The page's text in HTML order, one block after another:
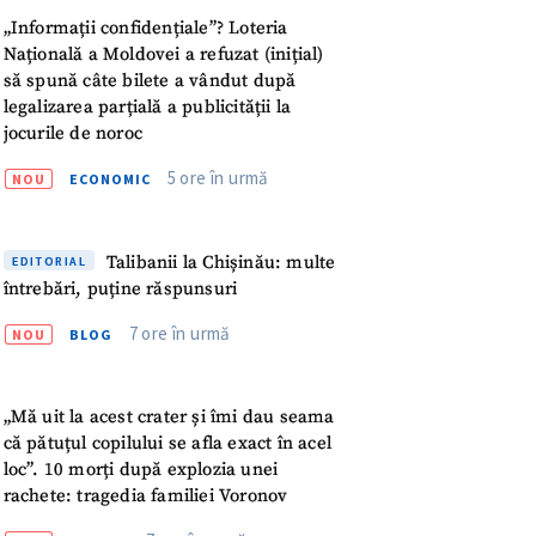
„Informații confidențiale”? Loteria
Națională a Moldovei a refuzat (inițial)
să spună câte bilete a vândut după
legalizarea parțială a publicității la
jocurile de noroc
NOU ECONOMIC 5 ore în urmă
EDITORIAL
Talibanii la Chișinău: multe
întrebări, puține răspunsuri
NOU BLOG 7 ore în urmă
„Mă uit la acest crater și îmi dau seama
că pătuțul copilului se afla exact în acel
loc”. 10 morți după explozia unei
rachete: tragedia familiei Voronov